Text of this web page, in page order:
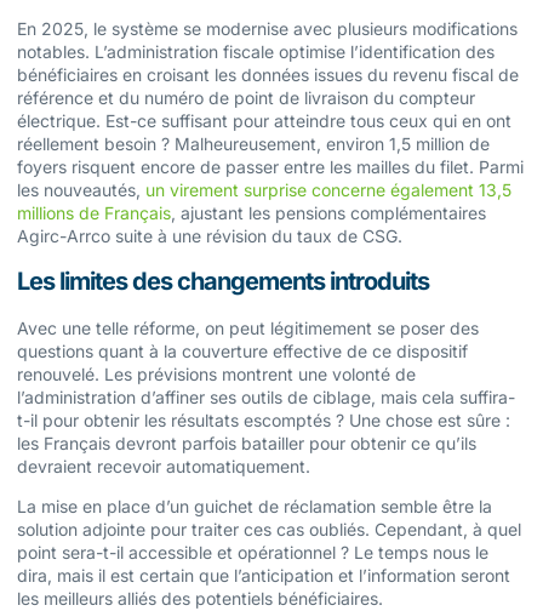
En 2025, le système se modernise avec plusieurs modifications
notables. L’administration fiscale optimise l’identification des
bénéficiaires en croisant les données issues du revenu fiscal de
référence et du numéro de point de livraison du compteur
électrique. Est-ce suffisant pour atteindre tous ceux qui en ont
réellement besoin ? Malheureusement, environ 1,5 million de
foyers risquent encore de passer entre les mailles du filet. Parmi
les nouveautés, un virement surprise concerne également 13,5
millions de Français, ajustant les pensions complémentaires
Agirc-Arrco suite à une révision du taux de CSG.
Les limites des changements introduits
Avec une telle réforme, on peut légitimement se poser des
questions quant à la couverture effective de ce dispositif
renouvelé. Les prévisions montrent une volonté de
l’administration d’affiner ses outils de ciblage, mais cela suffira-
t-il pour obtenir les résultats escomptés ? Une chose est sûre :
les Français devront parfois batailler pour obtenir ce qu’ils
devraient recevoir automatiquement.
La mise en place d’un guichet de réclamation semble être la
solution adjointe pour traiter ces cas oubliés. Cependant, à quel
point sera-t-il accessible et opérationnel ? Le temps nous le
dira, mais il est certain que l’anticipation et l’information seront
les meilleurs alliés des potentiels bénéficiaires.